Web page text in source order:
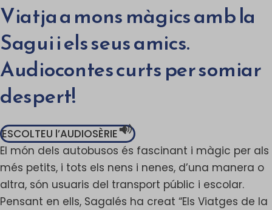
Viatja a mons màgics amb la
Sagui i els seus amics.
Audiocontes curts per somiar
despert!
ESCOLTEU l’AUDIOSÈRIE
El món dels autobusos és fascinant i màgic per als
més petits, i tots els nens i nenes, d’una manera o
altra, són usuaris del transport públic i escolar.
Pensant en ells, Sagalés ha creat “Els Viatges de la